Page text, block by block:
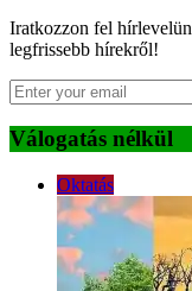
Iratkozzon fel
legfrissebb hírekről!
Válogatás nélkül
Oktatás